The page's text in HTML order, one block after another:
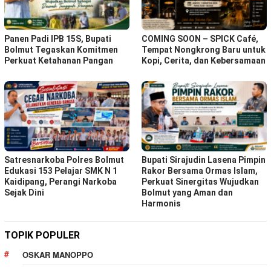
Panen Padi IPB 15S, Bupati
Bolmut Tegaskan Komitmen
Perkuat Ketahanan Pangan
COMING SOON – SPICK Café,
Tempat Nongkrong Baru untuk
Kopi, Cerita, dan Kebersamaan
Satresnarkoba Polres Bolmut
Edukasi 153 Pelajar SMK N 1
Kaidipang, Perangi Narkoba
Sejak Dini
Bupati Sirajudin Lasena Pimpin
Rakor Bersama Ormas Islam,
Perkuat Sinergitas Wujudkan
Bolmut yang Aman dan
Harmonis
TOPIK POPULER
OSKAR MANOPPO